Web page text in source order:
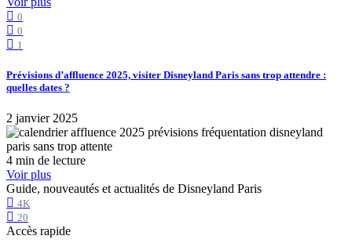
0
0
1
Prévisions d’affluence 2025, visiter Disneyland Paris sans trop attendre :
quelles dates ?
2 janvier 2025
4 min de lecture
Voir plus
Guide, nouveautés et actualités de Disneyland Paris
4K
20
Accès rapide